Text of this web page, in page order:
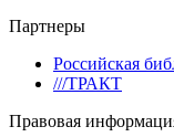
Партнеры
Российская
///ТРАКТ
Правовая